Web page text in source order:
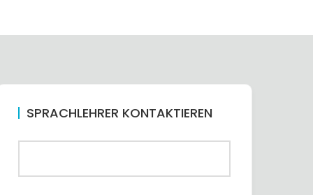
SPRACHLEHRER KONTAKTIEREN